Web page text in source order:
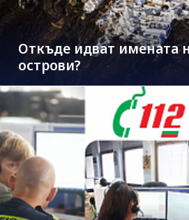
Откъде идват имената
острови?